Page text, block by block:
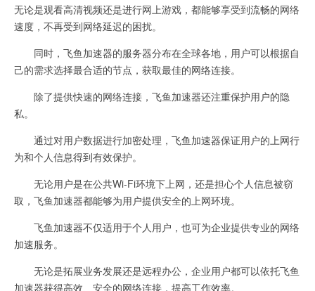
无论是观看高清视频还是进行网上游戏，都能够享受到流畅的网络
速度，不再受到网络延迟的困扰。
同时，飞鱼加速器的服务器分布在全球各地，用户可以根据自
己的需求选择最合适的节点，获取最佳的网络连接。
除了提供快速的网络连接，飞鱼加速器还注重保护用户的隐
私。
通过对用户数据进行加密处理，飞鱼加速器保证用户的上网行
为和个人信息得到有效保护。
无论用户是在公共Wi-Fi环境下上网，还是担心个人信息被窃
取，飞鱼加速器都能够为用户提供安全的上网环境。
飞鱼加速器不仅适用于个人用户，也可为企业提供专业的网络
加速服务。
无论是拓展业务发展还是远程办公，企业用户都可以依托飞鱼
加速器获得高效、安全的网络连接，提高工作效率。